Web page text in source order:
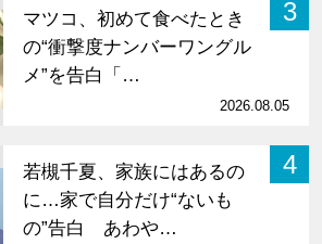
3
マツコ、初めて食べたとき
の“衝撃度ナンバーワングル
メ”を告白「…
2026.08.05
4
若槻千夏、家族にはあるの
に…家で自分だけ“ないも
の”告白 あわや…